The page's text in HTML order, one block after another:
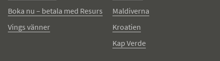
Boka nu – betala med Resurs
Vings vänner
Maldiverna
Kroatien
Kap Verde